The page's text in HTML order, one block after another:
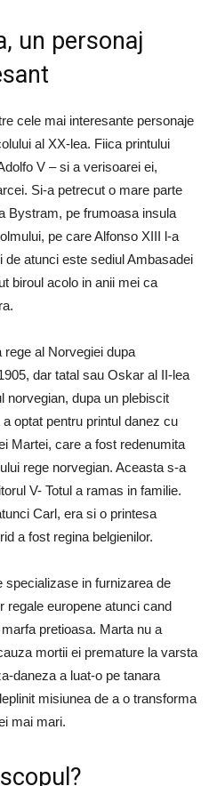
un personaj
cele mai interesante personaje
al XX-lea. Fiica printului
V – si a verisoarei ei,
Si-a petrecut o mare parte
Bystram, pe frumoasa insula
pe care Alfonso XIII l-a
de atunci este sediul Ambasadei
biroul acolo in anii mei ca
al Norvegiei dupa
dar tatal sau Oskar al II-lea
norvegian, dupa un plebiscit
optat pentru printul danez cu
Martei, care a fost redenumita
rege norvegian. Aceasta s-a
V- Totul a ramas in familie.
Carl, era si o printesa
a fost regina belgienilor.
in furnizarea de
regale europene atunci cand
pretioasa. Marta nu a
mortii ei premature la varsta
daneza a luat-o pe tanara
misiunea de a o transforma
mai mari.